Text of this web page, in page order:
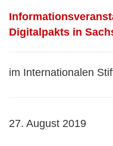
Digitalpakts in
im Internationalen
27. August 2019